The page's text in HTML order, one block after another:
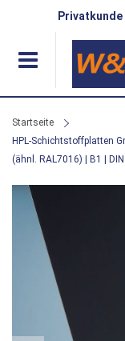
Privatkunde
Startseite
HPL-Schichtstoffplatten
(ähnl. RAL7016) | B1 |
Zum
Ende
Bildergalerie
springen